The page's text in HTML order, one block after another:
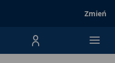
Zmień
Menu Produktów,